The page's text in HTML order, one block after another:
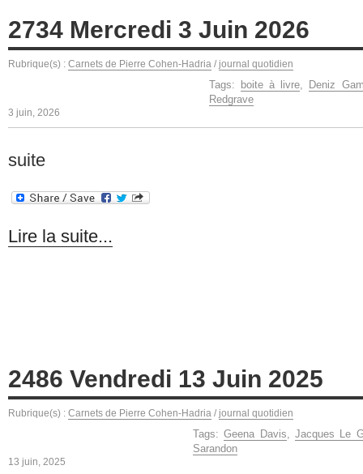
2734 Mercredi 3 Juin 2026
Rubrique(s) : Carnets de Pierre Cohen-Hadria / journal quotidien
Tags: boite à livre,
Deniz
Redgrave
3 juin, 2026
suite
Lire la suite...
2486 Vendredi 13 Juin 2025
Rubrique(s) : Carnets de Pierre Cohen-Hadria / journal quotidien
Tags:Geena Davis
Jacques Le
Sarandon
13 juin, 2025